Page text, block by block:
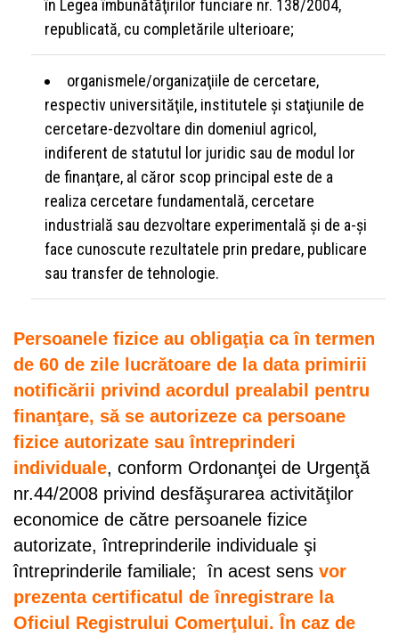
în Legea îmbunătăţirilor funciare nr. 138/2004,
republicată, cu completările ulterioare;
organismele/organizaţiile de cercetare,
respectiv universităţile, institutele şi staţiunile de
cercetare-dezvoltare din domeniul agricol,
indiferent de statutul lor juridic sau de modul lor
de finanţare, al căror scop principal este de a
realiza cercetare fundamentală, cercetare
industrială sau dezvoltare experimentală şi de a-şi
face cunoscute rezultatele prin predare, publicare
sau transfer de tehnologie.
Persoanele fizice au obligaţia ca în termen
de 60 de zile lucrătoare de la data primirii
notificării privind acordul prealabil pentru
finanţare, să se autorizeze ca persoane
fizice autorizate sau întreprinderi
individuale, conform Ordonanţei de Urgenţă
nr.44/2008 privind desfăşurarea activităţilor
economice de către persoanele fizice
autorizate, întreprinderile individuale şi
întreprinderile familiale; în acest sens vor
prezenta certificatul de înregistrare la
Oficiul Registrului Comerţului. În caz de